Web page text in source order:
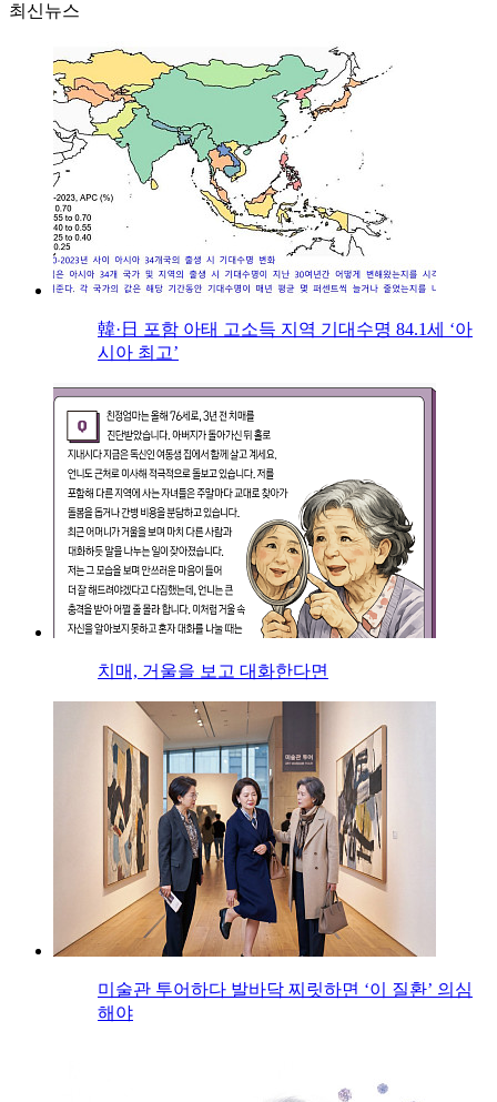
최신뉴스
韓·日 포함 아태 고소득 지역 기대수명 84.1세 ‘아
시아 최고’
치매, 거울을 보고 대화한다면
미술관 투어하다 발바닥 찌릿하면 ‘이 질환’ 의심
해야